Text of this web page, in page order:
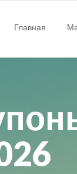
Главная